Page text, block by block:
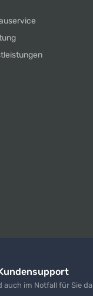
auch im Notfall für Sie da